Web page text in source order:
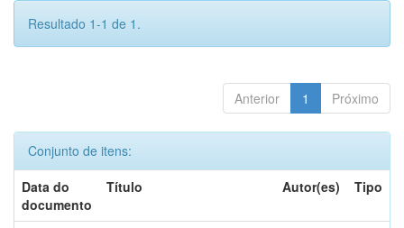
Resultado 1-1 de 1.
Anterior 1 Próximo
Conjunto de itens:
Data do
documento
Título Autor(es) Tipo